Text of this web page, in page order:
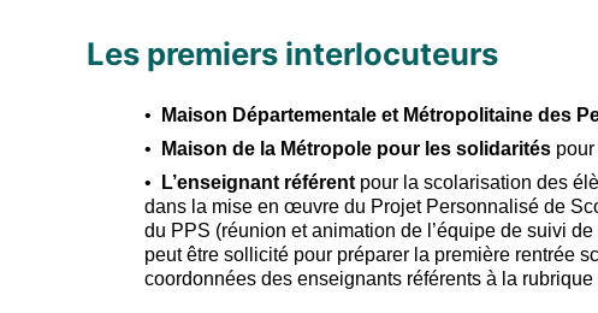
Les premiers interlocuteurs
Maison Départementale et Métropolitaine des
Maison de la Métropole pour les solidarités
L’enseignant référent pour la scolarisation des
dans la mise en œuvre du Projet Personnalisé de
du PPS (réunion et animation de l’équipe de suivi
peut être sollicité pour préparer la première rentrée
coordonnées des enseignants référents à la rubrique